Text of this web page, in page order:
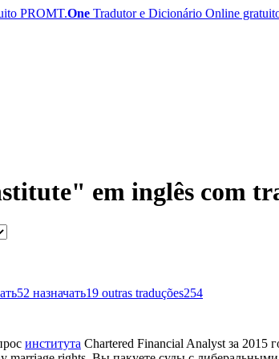
PROMT.One Tradutor e Dicionário Online
em inglês com
52 назначать19 outras traduções254
института Chartered Financial Analyst за 2015